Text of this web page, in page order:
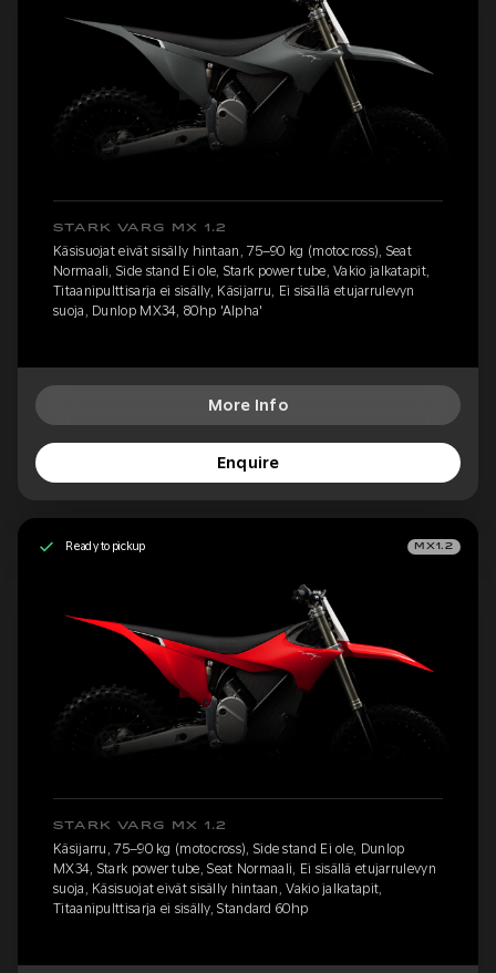
STARK VARG MX 1.2
Käsisuojat eivät sisälly hintaan, 75–90 kg (motocross), Seat
Normaali, Side stand Ei ole, Stark power tube, Vakio jalkatapit,
Titaanipulttisarja ei sisälly, Käsijarru, Ei sisällä etujarrulevyn
suoja, Dunlop MX34, 80hp 'Alpha'
More Info
Enquire
Ready to pickup MX1.2
STARK VARG MX 1.2
Käsijarru, 75–90 kg (motocross), Side stand Ei ole, Dunlop
MX34, Stark power tube, Seat Normaali, Ei sisällä etujarrulevyn
suoja, Käsisuojat eivät sisälly hintaan, Vakio jalkatapit,
Titaanipulttisarja ei sisälly, Standard 60hp